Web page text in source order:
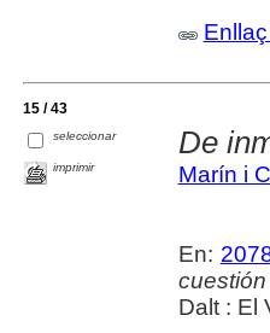
15 / 43
seleccionar
imprimir
De
Marín i
En:
Dalt : El